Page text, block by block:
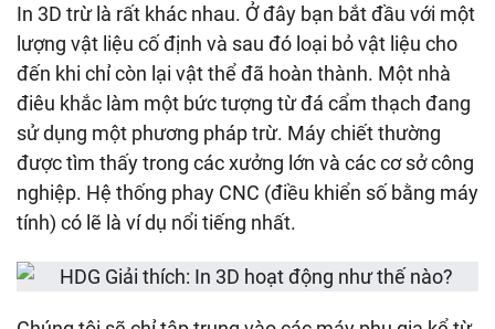
In 3D trừ là rất khác nhau. Ở đây bạn bắt đầu với một
lượng vật liệu cố định và sau đó loại bỏ vật liệu cho
đến khi chỉ còn lại vật thể đã hoàn thành. Một nhà
điêu khắc làm một bức tượng từ đá cẩm thạch đang
sử dụng một phương pháp trừ. Máy chiết thường
được tìm thấy trong các xưởng lớn và các cơ sở công
nghiệp. Hệ thống phay CNC (điều khiển số bằng máy
tính) có lẽ là ví dụ nổi tiếng nhất.